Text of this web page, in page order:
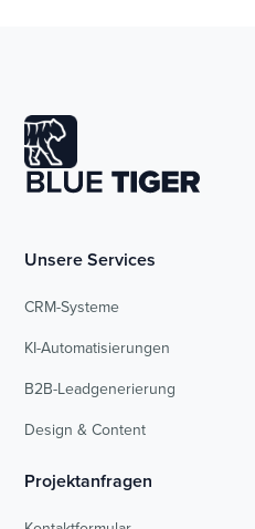
Unsere Services
CRM-Systeme
KI-Automatisierungen
B2B-Leadgenerierung
Design & Content
Projektanfragen